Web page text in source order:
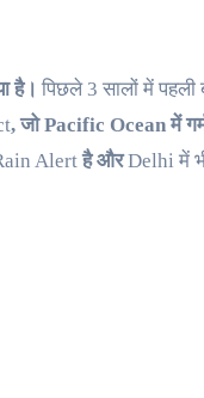
है। पिछले 3 सालों में
, जो Pacific Ocean में
Alertहै औरDelhi में